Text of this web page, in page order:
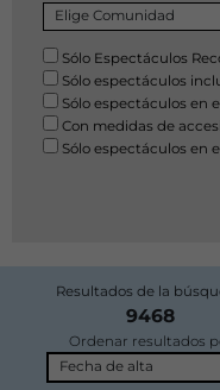
Sólo Espectáculos
Sólo espectáculos
Sólo espectáculos en
Con medidas de
Sólo espectáculos en
Resultados de la
9468
Ordenar resultados